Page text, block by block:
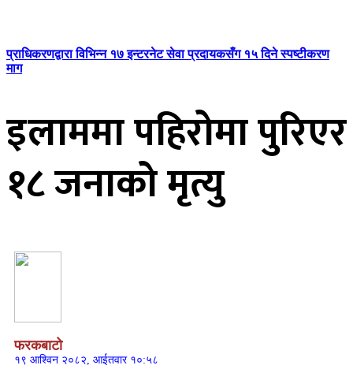
प्राधिकरणद्वारा विभिन्न १७ इन्टरनेट सेवा प्रदायकसँग १५ दिने स्पष्टीकरण
माग
इलाममा पहिरोमा पुरिएर
१८ जनाको मृत्यु
फरकबाटो
१९ आश्विन २०८२, आईतवार १०:५८